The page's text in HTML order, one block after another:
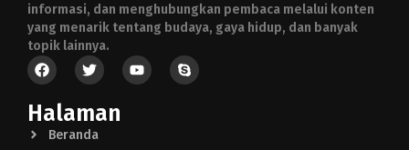
informasi, dan menghubungkan pembaca melalui konten
yang menarik tentang budaya, gaya hidup, dan banyak
topik lainnya.
Halaman
Beranda